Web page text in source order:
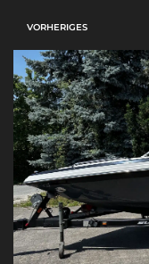
VORHERIGES